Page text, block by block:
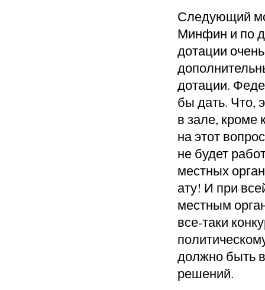
Следующий
Минфин и по
дотации
дополнитель
дотации.
бы дать. Что,
в зале, кроме
на этот
не будет
местных
ату! И при
местным ор
все-таки
должно быть
решений.